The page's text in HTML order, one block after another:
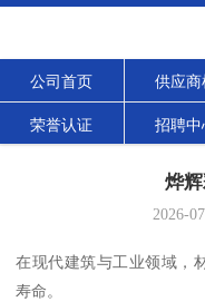
公司首页 供应商
荣誉认证 招聘中
烨
2026-
在现代建筑与工业领域，
寿命。